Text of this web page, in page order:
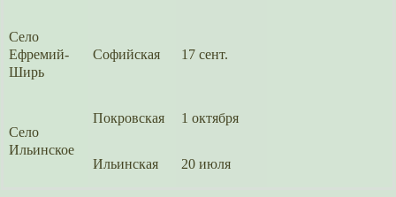
Село
Ефремий-
Ширь
Софийс­кая 17 сент.
Село
Ильин­ское
Покровс­кая 1 октября
Ильинс­кая 20 июля